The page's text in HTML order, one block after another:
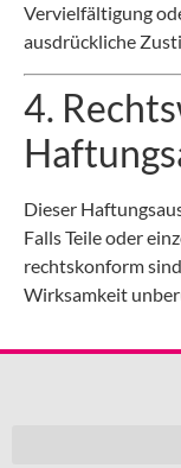
Vervielfältigung
ausdrückliche
4.
Dieser
Falls Teile oder
rechtskonform
Wirksamkeit